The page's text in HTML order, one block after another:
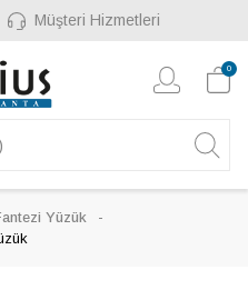
Müşteri Hizmetleri
0
Yüzük